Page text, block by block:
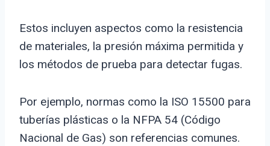
Estos incluyen aspectos como la resistencia
de materiales, la presión máxima permitida y
los métodos de prueba para detectar fugas.
Por ejemplo, normas como la ISO 15500 para
tuberías plásticas o la NFPA 54 (Código
Nacional de Gas) son referencias comunes.